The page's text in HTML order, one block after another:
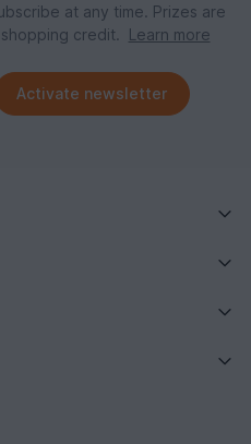
at any time. Prizes are
credit.
Learn more
Activate newsletter